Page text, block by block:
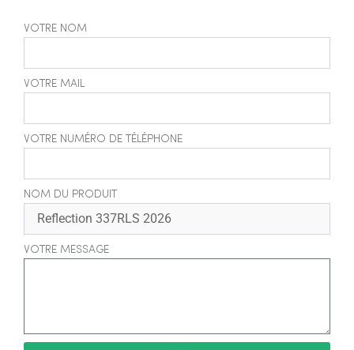
VOTRE NOM
VOTRE MAIL
VOTRE NUMÉRO DE TÉLÉPHONE
NOM DU PRODUIT
VOTRE MESSAGE